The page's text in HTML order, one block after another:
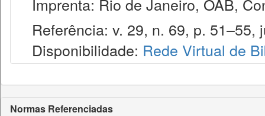
Referência: v. 29, n. 69, p. 51–55,
Disponibilidade: Rede Virtual de
Normas Referenciadas